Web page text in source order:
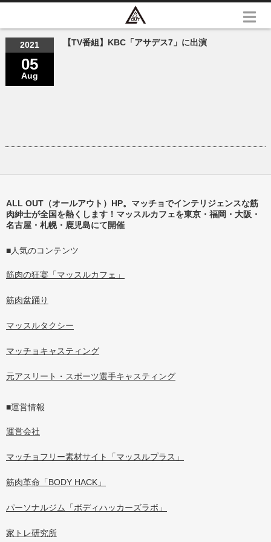
2021
05
Aug
【TV番組】KBC「アサデス7」に出演
ALL OUT（オールアウト）HP。マッチョでインテリジェンスな筋
肉紳士が全国を熱くします！マッスルカフェを東京・福岡・大阪・
名古屋・札幌・鹿児島にて開催
■人気のコンテンツ
筋肉の狂宴「マッスルカフェ」
筋肉盆踊り
マッスルタクシー
マッチョキャスティング
元アスリート・スポーツ選手キャスティング
■運営情報
運営会社
マッチョフリー素材サイト「マッスルプラス」
筋肉革命「BODY HACK」
パーソナルジム「ボディハッカーズラボ」
家トレ研究所